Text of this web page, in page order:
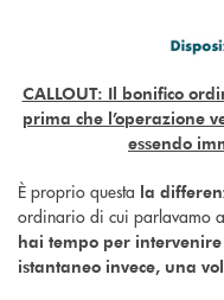
CALLOUT: Il bonifico
prima che l’operazione
essendo
È proprio questa la
ordinario di cui parlavamo
hai tempo per
istantaneo invece, una